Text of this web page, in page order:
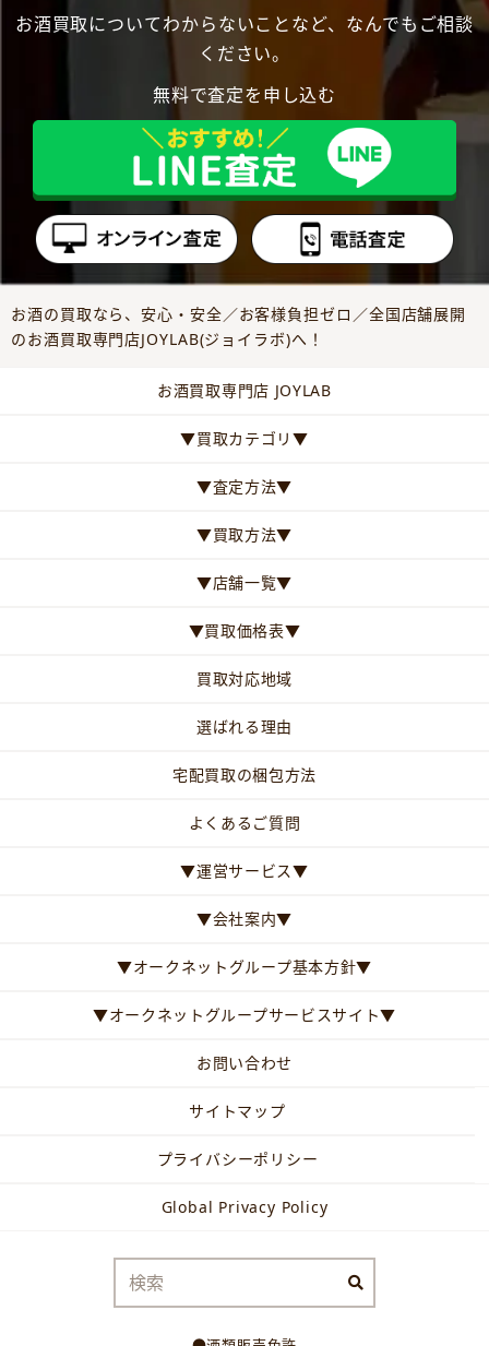
お酒買取についてわからないことなど、なんでもご相談
ください。
無料で査定を申し込む
お酒の買取なら、安心・安全／お客様負担ゼロ／全国店舗展開
のお酒買取専門店JOYLAB(ジョイラボ)へ！
お酒買取専門店 JOYLAB
▼買取カテゴリ▼
▼査定方法▼
▼買取方法▼
▼店舗一覧▼
▼買取価格表▼
買取対応地域
選ばれる理由
宅配買取の梱包方法
よくあるご質問
▼運営サービス▼
▼会社案内▼
▼オークネットグループ基本方針▼
▼オークネットグループサービスサイト▼
お問い合わせ
サイトマップ
プライバシーポリシー
Global Privacy Policy